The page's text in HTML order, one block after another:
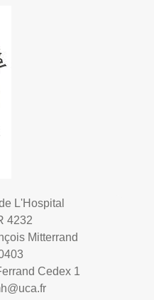
L'Hospital
4232
Mitterrand
Cedex 1